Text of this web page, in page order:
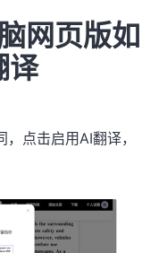
网页版如
译
点击启用AI翻译，